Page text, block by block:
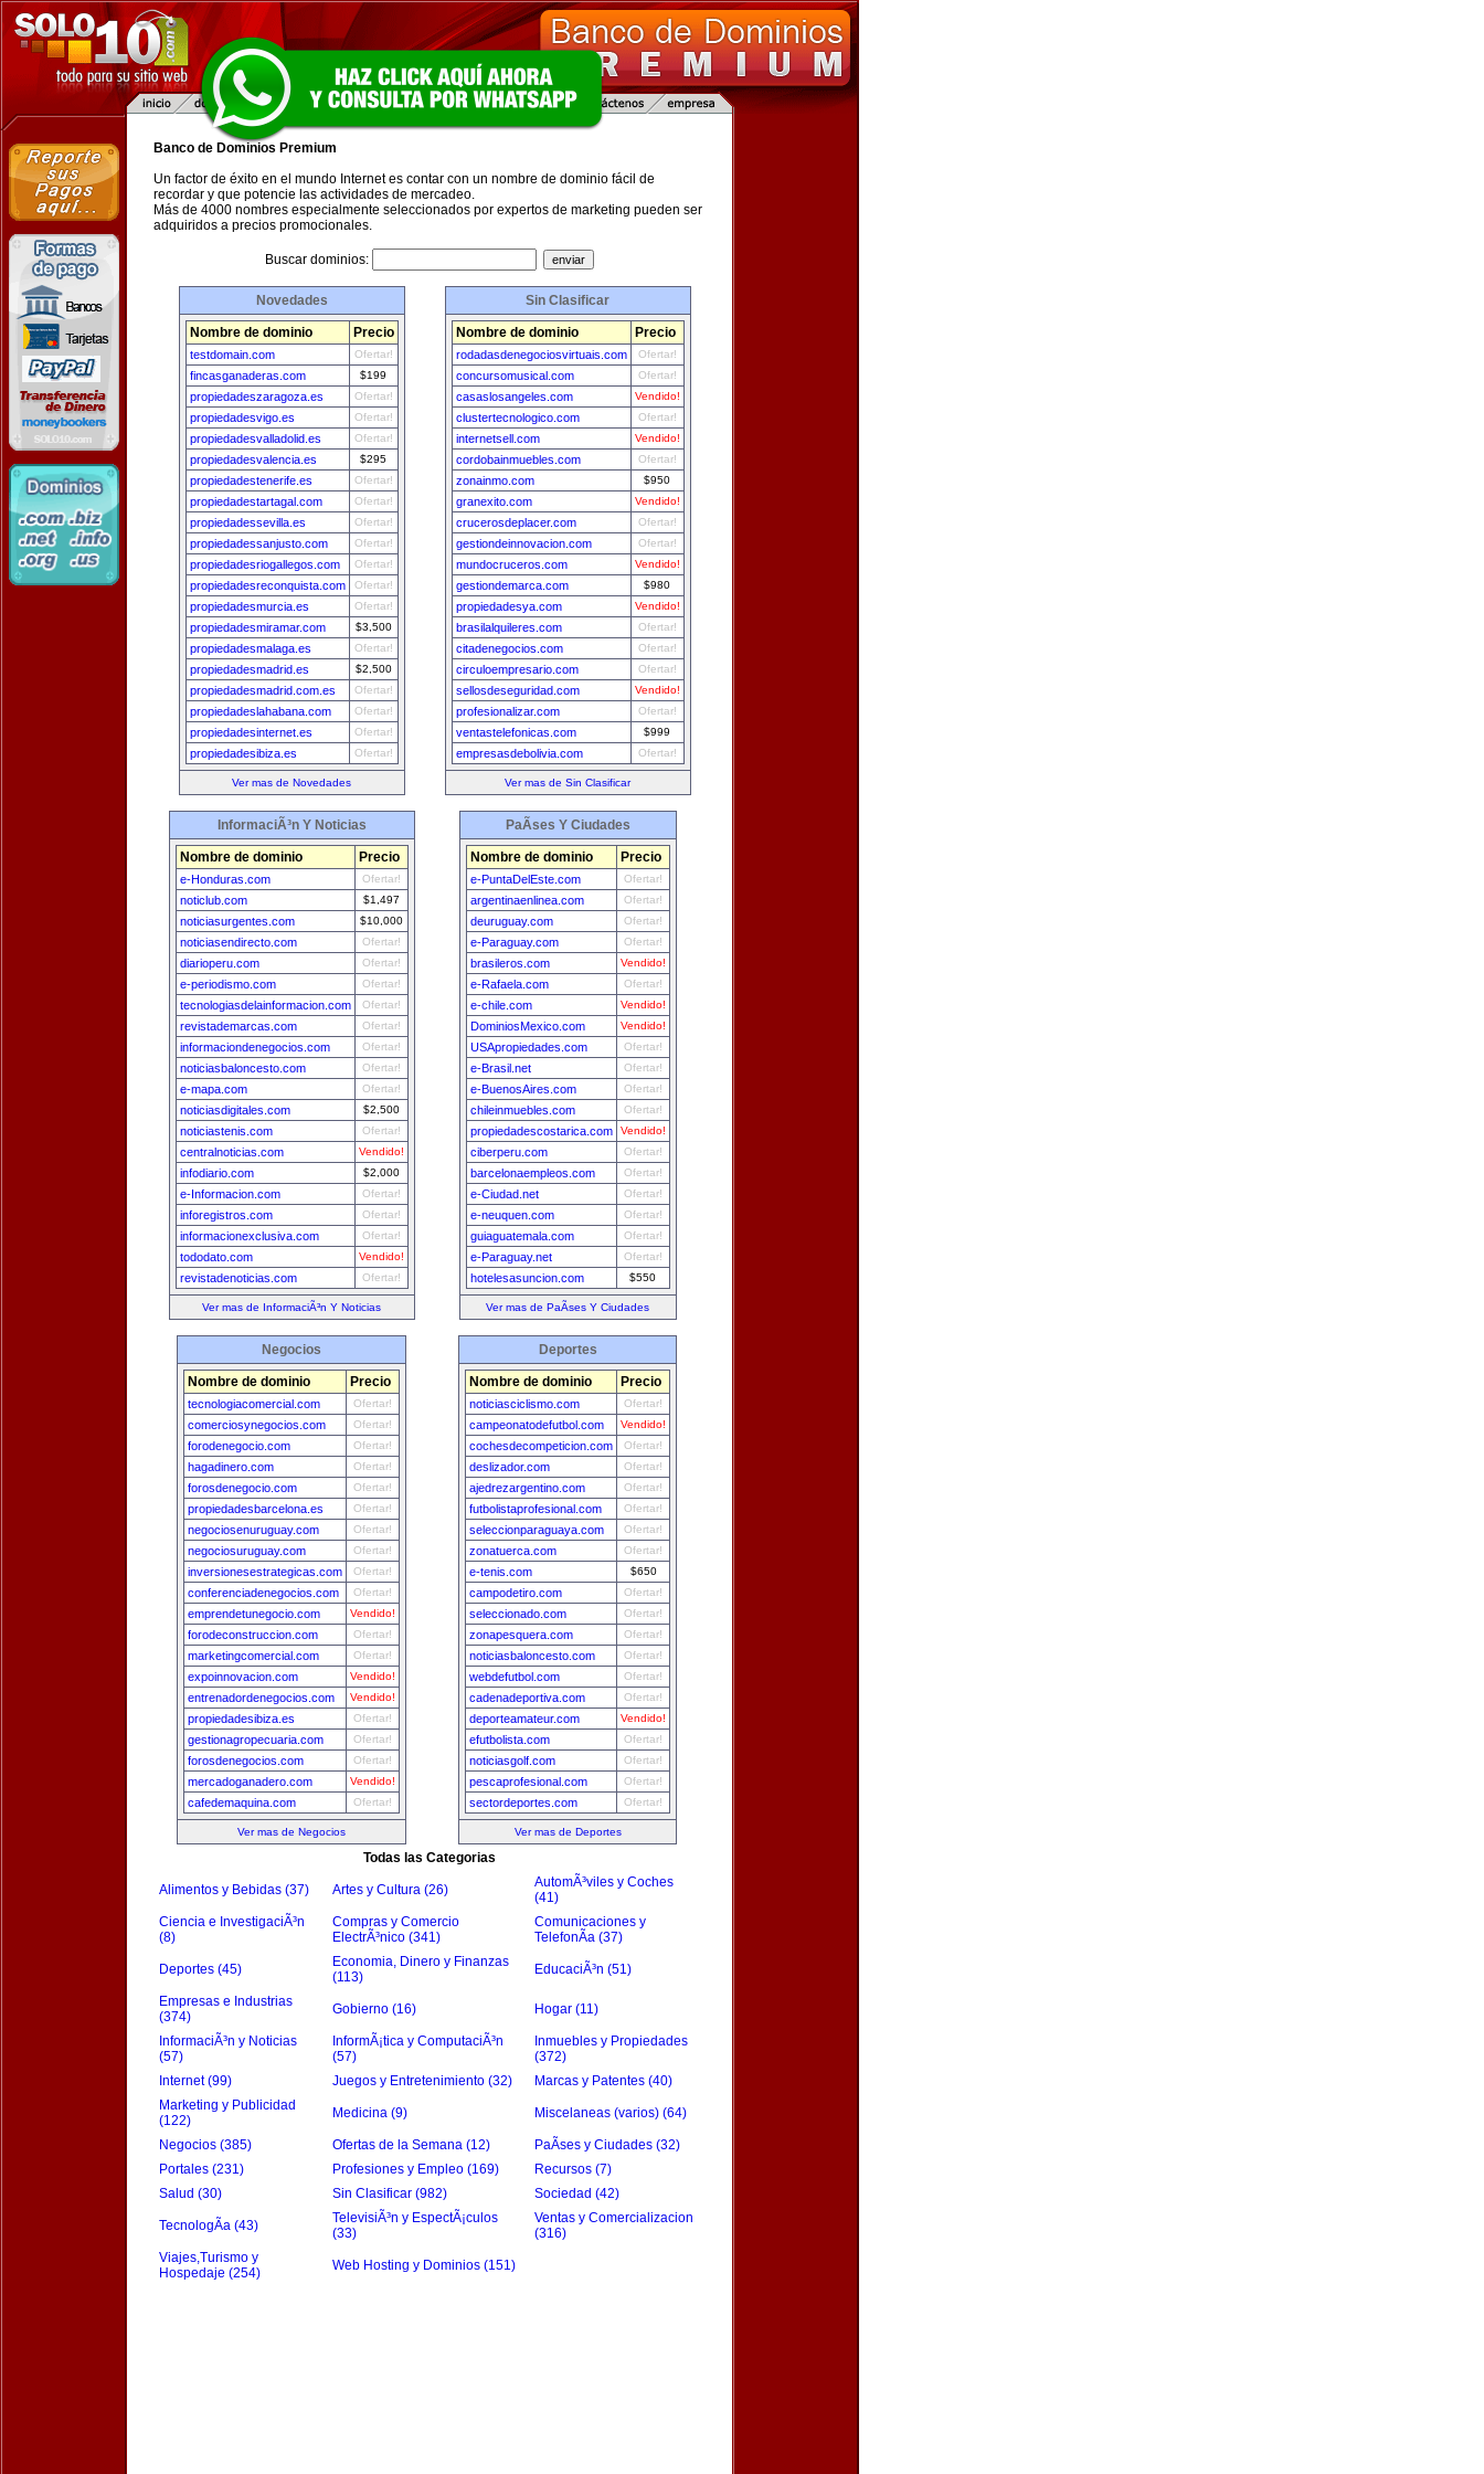
Banco de Dominios Premium
Un factor de éxito en el mundo Internet es contar con un nombre de dominio fácil de
recordar y que potencie las actividades de mercadeo.
Más de 4000 nombres especialmente seleccionados por expertos de marketing pueden ser
adquiridos a precios promocionales.
Buscar dominios:
Novedades
Nombre de dominio Precio
testdomain.com Ofertar!
fincasganaderas.com $199
propiedadeszaragoza.es Ofertar!
propiedadesvigo.es Ofertar!
propiedadesvalladolid.es Ofertar!
propiedadesvalencia.es $295
propiedadestenerife.es Ofertar!
propiedadestartagal.com Ofertar!
propiedadessevilla.es Ofertar!
propiedadessanjusto.com Ofertar!
propiedadesriogallegos.com Ofertar!
propiedadesreconquista.com Ofertar!
propiedadesmurcia.es Ofertar!
propiedadesmiramar.com $3,500
propiedadesmalaga.es Ofertar!
propiedadesmadrid.es $2,500
propiedadesmadrid.com.es Ofertar!
propiedadeslahabana.com Ofertar!
propiedadesinternet.es Ofertar!
propiedadesibiza.es Ofertar!
Ver mas de Novedades
Sin Clasificar
Nombre de dominio Precio
rodadasdenegociosvirtuais.com Ofertar!
concursomusical.com Ofertar!
casaslosangeles.com Vendido!
clustertecnologico.com Ofertar!
internetsell.com Vendido!
cordobainmuebles.com Ofertar!
zonainmo.com $950
granexito.com Vendido!
crucerosdeplacer.com Ofertar!
gestiondeinnovacion.com Ofertar!
mundocruceros.com Vendido!
gestiondemarca.com $980
propiedadesya.com Vendido!
brasilalquileres.com Ofertar!
citadenegocios.com Ofertar!
circuloempresario.com Ofertar!
sellosdeseguridad.com Vendido!
profesionalizar.com Ofertar!
ventastelefonicas.com $999
empresasdebolivia.com Ofertar!
Ver mas de Sin Clasificar
InformaciÃ³n Y Noticias
Nombre de dominio Precio
e-Honduras.com Ofertar!
noticlub.com $1,497
noticiasurgentes.com $10,000
noticiasendirecto.com Ofertar!
diarioperu.com Ofertar!
e-periodismo.com Ofertar!
tecnologiasdelainformacion.com Ofertar!
revistademarcas.com Ofertar!
informaciondenegocios.com Ofertar!
noticiasbaloncesto.com Ofertar!
e-mapa.com Ofertar!
noticiasdigitales.com $2,500
noticiastenis.com Ofertar!
centralnoticias.com Vendido!
infodiario.com $2,000
e-Informacion.com Ofertar!
inforegistros.com Ofertar!
informacionexclusiva.com Ofertar!
tododato.com Vendido!
revistadenoticias.com Ofertar!
Ver mas de InformaciÃ³n Y Noticias
PaÃ­ses Y Ciudades
Nombre de dominio Precio
e-PuntaDelEste.com Ofertar!
argentinaenlinea.com Ofertar!
deuruguay.com Ofertar!
e-Paraguay.com Ofertar!
brasileros.com Vendido!
e-Rafaela.com Ofertar!
e-chile.com Vendido!
DominiosMexico.com Vendido!
USApropiedades.com Ofertar!
e-Brasil.net Ofertar!
e-BuenosAires.com Ofertar!
chileinmuebles.com Ofertar!
propiedadescostarica.com Vendido!
ciberperu.com Ofertar!
barcelonaempleos.com Ofertar!
e-Ciudad.net Ofertar!
e-neuquen.com Ofertar!
guiaguatemala.com Ofertar!
e-Paraguay.net Ofertar!
hotelesasuncion.com $550
Ver mas de PaÃ­ses Y Ciudades
Negocios
Nombre de dominio Precio
tecnologiacomercial.com Ofertar!
comerciosynegocios.com Ofertar!
forodenegocio.com Ofertar!
hagadinero.com Ofertar!
forosdenegocio.com Ofertar!
propiedadesbarcelona.es Ofertar!
negociosenuruguay.com Ofertar!
negociosuruguay.com Ofertar!
inversionesestrategicas.com Ofertar!
conferenciadenegocios.com Ofertar!
emprendetunegocio.com Vendido!
forodeconstruccion.com Ofertar!
marketingcomercial.com Ofertar!
expoinnovacion.com Vendido!
entrenadordenegocios.com Vendido!
propiedadesibiza.es Ofertar!
gestionagropecuaria.com Ofertar!
forosdenegocios.com Ofertar!
mercadoganadero.com Vendido!
cafedemaquina.com Ofertar!
Ver mas de Negocios
Deportes
Nombre de dominio Precio
noticiasciclismo.com Ofertar!
campeonatodefutbol.com Vendido!
cochesdecompeticion.com Ofertar!
deslizador.com Ofertar!
ajedrezargentino.com Ofertar!
futbolistaprofesional.com Ofertar!
seleccionparaguaya.com Ofertar!
zonatuerca.com Ofertar!
e-tenis.com $650
campodetiro.com Ofertar!
seleccionado.com Ofertar!
zonapesquera.com Ofertar!
noticiasbaloncesto.com Ofertar!
webdefutbol.com Ofertar!
cadenadeportiva.com Ofertar!
deporteamateur.com Vendido!
efutbolista.com Ofertar!
noticiasgolf.com Ofertar!
pescaprofesional.com Ofertar!
sectordeportes.com Ofertar!
Ver mas de Deportes
Todas las Categorias
Alimentos y Bebidas (37) Artes y Cultura (26)
AutomÃ³viles y Coches
(41)
Ciencia e InvestigaciÃ³n
(8)
Compras y Comercio
ElectrÃ³nico (341)
Comunicaciones y
TelefonÃ­a (37)
Deportes (45)
Economia, Dinero y Finanzas
(113)
EducaciÃ³n (51)
Empresas e Industrias
(374)
Gobierno (16) Hogar (11)
InformaciÃ³n y Noticias
(57)
InformÃ¡tica y ComputaciÃ³n
(57)
Inmuebles y Propiedades
(372)
Internet (99)
Juegos y Entretenimiento (32)
Marcas y Patentes (40)
Marketing y Publicidad
(122)
Medicina (9) Miscelaneas (varios) (64)
Negocios (385) Ofertas de la Semana (12)
PaÃ­ses y Ciudades (32)
Portales (231)
Profesiones y Empleo (169)
Recursos (7)
Salud (30)
Sin Clasificar (982) Sociedad (42)
TecnologÃ­a (43)
TelevisiÃ³n y EspectÃ¡culos
(33)
Ventas y Comercializacion
(316)
Viajes,Turismo y
Hospedaje (254)
Web Hosting y Dominios (151)